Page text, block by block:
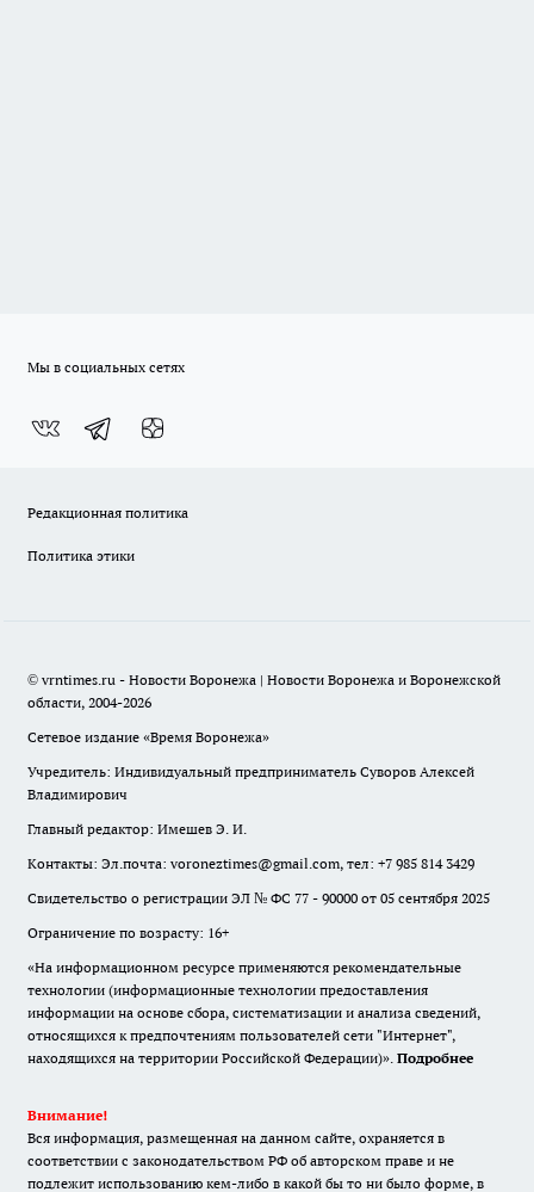
Мы в социальных сетях
Редакционная политика
Политика этики
© vrntimes.ru - Новости Воронежа | Новости Воронежа и Воронежской
области, 2004-2026
Сетевое издание «Время Воронежа»
Учредитель: Индивидуальный предприниматель Суворов Алексей
Владимирович
Главный редактор: Имешев Э. И.
Контакты: Эл.почта: voroneztimes@gmail.com, тел: +7 985 814 3429
Свидетельство о регистрации ЭЛ № ФС 77 - 90000 от 05 сентября 2025
Ограничение по возрасту: 16+
«На информационном ресурсе применяются рекомендательные
технологии (информационные технологии предоставления
информации на основе сбора, систематизации и анализа сведений,
относящихся к предпочтениям пользователей сети "Интернет",
находящихся на территории Российской Федерации)». Подробнее
Внимание!
Вся информация, размещенная на данном сайте, охраняется в
соответствии с законодательством РФ об авторском праве и не
подлежит использованию кем-либо в какой бы то ни было форме, в